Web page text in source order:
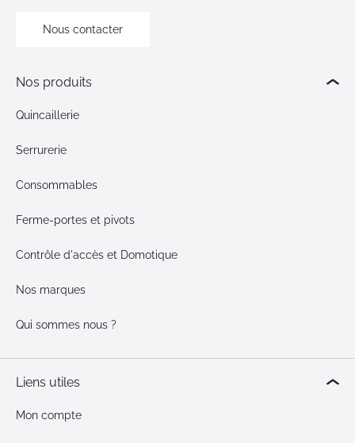
Nous contacter
Nos produits
Quincaillerie
Serrurerie
Consommables
Ferme-portes et pivots
Contrôle d'accès et Domotique
Nos marques
Qui sommes nous ?
Liens utiles
Mon compte